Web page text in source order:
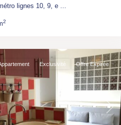
lignes 10, 9, e ...
2
Next
Exclusivité Offre Expirée